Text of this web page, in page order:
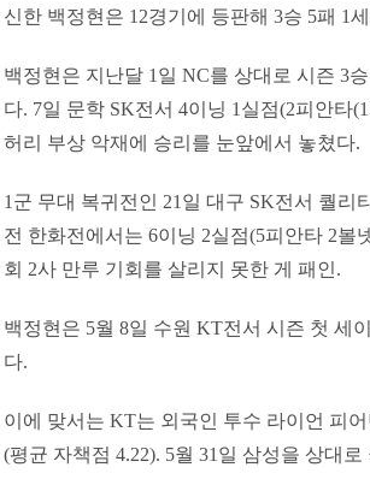
신한 백정현은 12경기에 등판해 3승 5패 1
백정현은 지난달 1일 NC를 상대로 시즌 3
다. 7일 문학 SK전서 4이닝 1실점(2피안타
허리 부상 악재에 승리를 눈앞에서 놓쳤다.
1군 무대 복귀전인 21일 대구 SK전서 퀄리
전 한화전에서는 6이닝 2실점(5피안타 2볼
회 2사 만루 기회를 살리지 못한 게 패인.
백정현은 5월 8일 수원 KT전서 시즌 첫 세
다.
이에 맞서는 KT는 외국인 투수 라이언 피
(평균 자책점 4.22). 5월 31일 삼성을 상대